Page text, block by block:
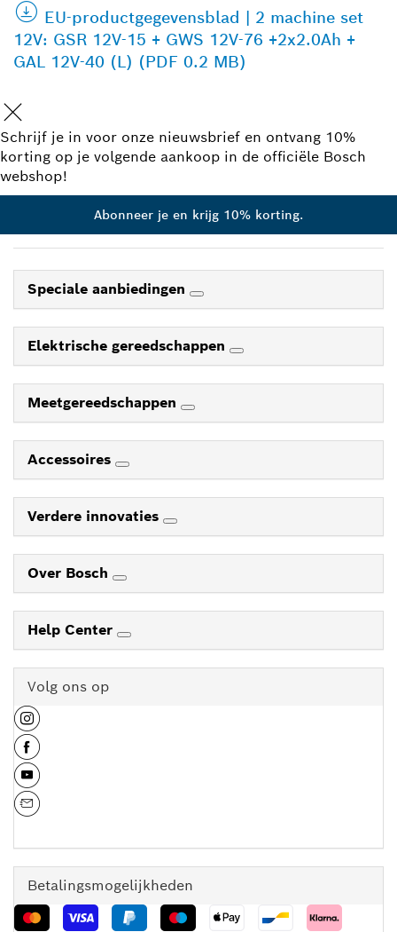
EU-productgegevensblad | 2 machine set
12V: GSR 12V-15 + GWS 12V-76 +2x2.0Ah +
GAL 12V-40 (L) (PDF 0.2 MB)
Schrijf je in voor onze nieuwsbrief en ontvang 10%
korting op je volgende aankoop in de officiële Bosch
webshop!
Abonneer je en krijg 10% korting.
Speciale aanbiedingen
Elektrische gereedschappen
Meetgereedschappen
Accessoires
Verdere innovaties
Over Bosch
Help Center
Volg ons op
Betalingsmogelijkheden